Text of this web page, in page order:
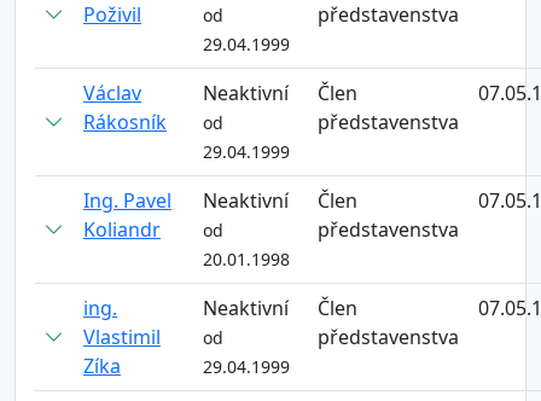
Poživil
od
29.04.1999
představenstva
Václav
Rákosník
Neaktivní
od
29.04.1999
Člen
představenstva
Ing. Pavel
Koliandr
Neaktivní
od
20.01.1998
Člen
představenstva
ing.
Vlastimil
Zíka
Neaktivní
od
29.04.1999
Člen
představenstva